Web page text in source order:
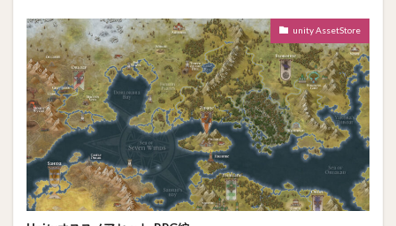
unity AssetStore